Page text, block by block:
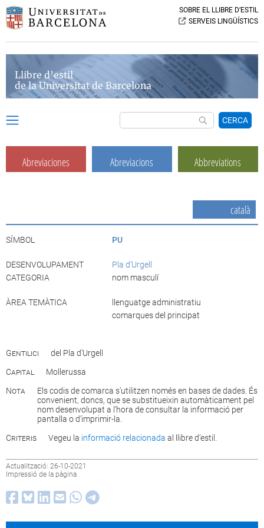
SOBRE EL LLIBRE D’ESTIL
SERVEIS LINGÜÍSTICS
Llibre d’estil
de la Universitat de Barcelona
CERCA
Abreviaciones Abreviacions Abbreviations
català
SÍMBOL PU
DESENVOLUPAMENT
Pla d’Urgell
CATEGORIA
nom masculí
ÀREA TEMÀTICA
llenguatge administratiu
comarques del principat
Gentilici
del Pla d’Urgell
Capital
Mollerussa
Nota
Els codis de comarca s’utilitzen només en bases de dades. És
convenient, doncs, que se substitueixin automàticament pel
nom desenvolupat a l’hora de consultar la informació per
pantalla o d’imprimir-la.
Criteris
Vegeu la informació relacionada al llibre d’estil.
Actualització: 26-10-2021
Impressió de la pàgina